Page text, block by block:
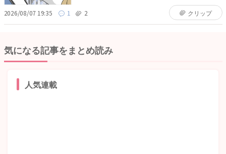
2026/08/07 19:35 1 2 クリップ
気になる記事をまとめ読み
人気連載